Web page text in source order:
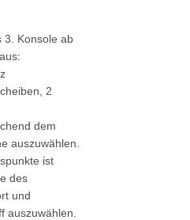
3. Konsole ab
2
dem
auszuwählen.
ist
des
und
auszuwählen.